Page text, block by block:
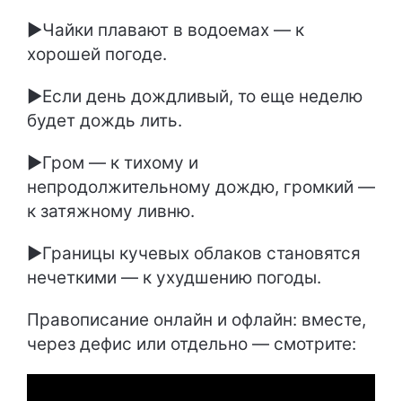
►Чайки плавают в водоемах — к
хорошей погоде.
►Если день дождливый, то еще неделю
будет дождь лить.
►Гром — к тихому и
непродолжительному дождю, громкий —
к затяжному ливню.
►Границы кучевых облаков становятся
нечеткими — к ухудшению погоды.
Правописание онлайн и офлайн: вместе,
через дефис или отдельно — смотрите: